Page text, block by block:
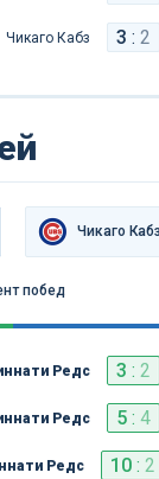
Чикаго Кабз 3 : 2
Чикаго Кабз
побед
Редс 3 : 2
Редс 5: 4
Редс 10 :2